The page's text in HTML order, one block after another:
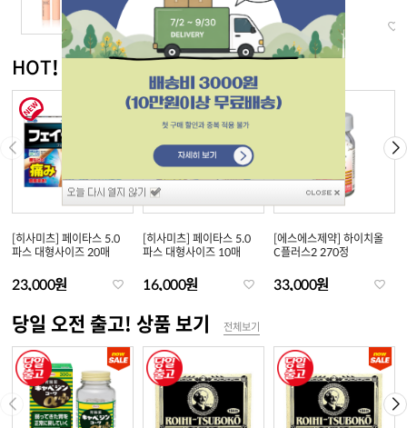
11,200원 25,500원
HOT! 신상품 보기
[히사미츠] 페이타스 5.0
파스 대형사이즈 20매
23,000원
[히사미츠] 페이타스 5.0
파스 대형사이즈 10매
16,000원
[에스에스제약] 하이치올
C플러스2 270정
33,000원
당일 오전 출고! 상품 보기 전체보기